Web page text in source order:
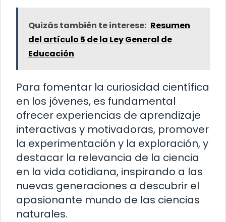
Quizás también te interese: Resumen
del artículo 5 de la Ley General de
Educación
Para fomentar la curiosidad científica
en los jóvenes, es fundamental
ofrecer experiencias de aprendizaje
interactivas y motivadoras, promover
la experimentación y la exploración, y
destacar la relevancia de la ciencia
en la vida cotidiana, inspirando a las
nuevas generaciones a descubrir el
apasionante mundo de las ciencias
naturales.